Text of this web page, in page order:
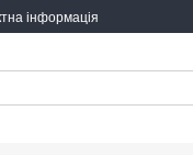
інформація